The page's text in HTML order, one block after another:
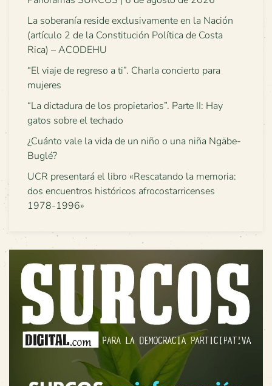
La soberanía reside exclusivamente en la Nación
(artículo 2 de la Constitución Política de Costa
Rica) – ACODEHU
“El viaje de regreso a ti”. Charla concierto para
mujeres
“La dictadura de los propietarios”. Parte II: Hay
gatos sobre el techado
¿Cuánto vale la vida de un niño o una niña Ngäbe-
Buglé?
UCR presentará el libro «Rescatando la memoria:
dos encuentros históricos afrocostarricenses
1978-1996»